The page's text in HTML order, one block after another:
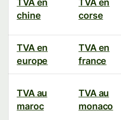
pays
étrangers ?
TVA en
chine
TVA en
corse
TVA en
europe
TVA en
france
TVA au
maroc
TVA au
monaco